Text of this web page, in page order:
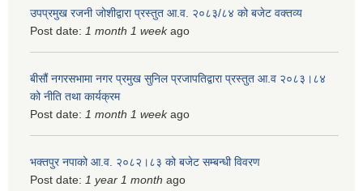
उपप्रमुख रजनी जोशीद्वारा प्रस्तुत आ.व. २०८३/८४ को बजेट वक्तव्य
Post date: 1 month 1 weekago
बीसौं नगरसभामा नगर प्रमुख सुनिल प्रजापतिद्वारा प्रस्तुत आ.व‍ २०८३।८४
को नीति तथा कार्यक्रम
Post date: 1 month 1 weekago
भक्तपुर नपाको आ.व. २०८२।८३ को बजेट सम्बन्धी विवरण
Post date: 1 year 1 month ago